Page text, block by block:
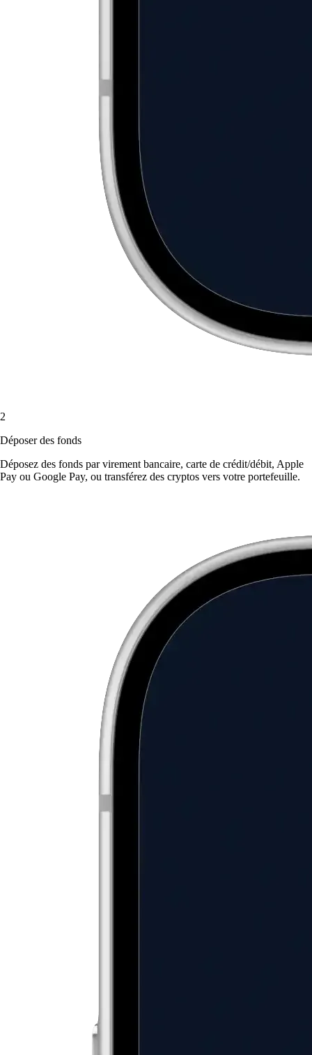
2
Déposer des fonds
Déposez des fonds par virement bancaire, carte de crédit/débit, Apple
Pay ou Google Pay, ou transférez des cryptos vers votre portefeuille.